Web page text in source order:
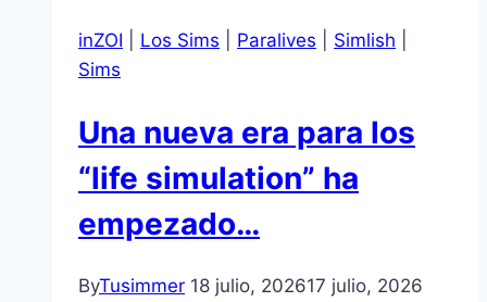
llegará
Mercado
de
Los
Sims
inZOI Los Sims Paralives Simlish
Sims
Una nueva era para los
“life simulation” ha
empezado…
ByTusimmer 18 julio, 202617 julio, 2026